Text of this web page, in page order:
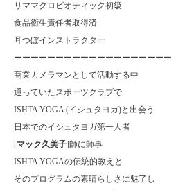
リママクロビオティック初級
食品衛生責任者取得済
耳つぼインストラクター
ーーーーーーーーーーーーーーーーーーー
商業カメラマンとして活動する中
通っていたスポーツクラブで
ISHTA YOGA (イシュタヨガ)と出会う
日本でのイシュタヨガ第一人者
[マック久美子]師に師事
ISHTA YOGAの伝統的教えと
そのプログラムの素晴らしさに魅了し